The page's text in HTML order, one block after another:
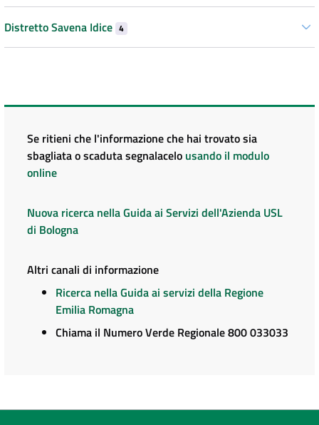
Distretto Savena Idice 4
Se ritieni che l'informazione che hai trovato sia
sbagliata o scaduta segnalacelo usando il modulo
online
Nuova ricerca nella Guida ai Servizi dell'Azienda USL
di Bologna
Altri canali di informazione
Ricerca nella Guida ai servizi della Regione
Emilia Romagna
Chiama il Numero Verde Regionale 800 033033